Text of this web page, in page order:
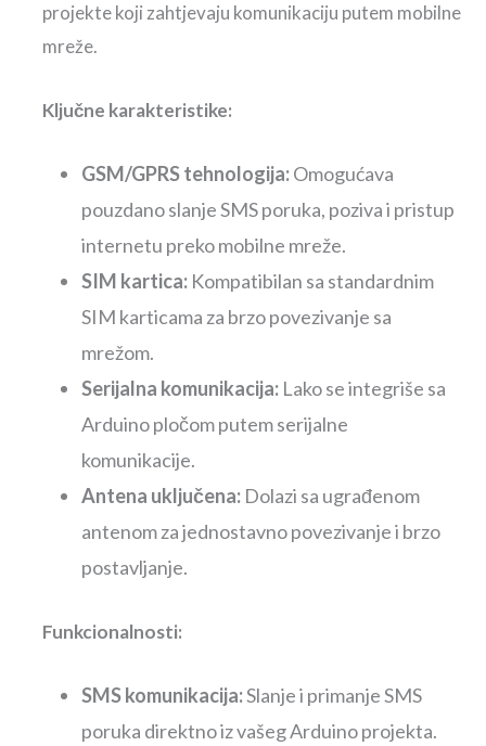
projekte koji zahtjevaju komunikaciju putem mobilne
mreže.
Ključne karakteristike:
GSM/GPRS tehnologija:Omogućava
pouzdano slanje SMS poruka, poziva i pristup
internetu preko mobilne mreže.
SIM kartica: Kompatibilan sa standardnim
SIM karticama za brzo povezivanje sa
mrežom.
Serijalna komunikacija: Lako se integriše sa
Arduino pločom putem serijalne
komunikacije.
Antena uključena: Dolazi sa ugrađenom
antenom za jednostavno povezivanje i brzo
postavljanje.
Funkcionalnosti:
SMS komunikacija:Slanje i primanje SMS
poruka direktno iz vašeg Arduino projekta.